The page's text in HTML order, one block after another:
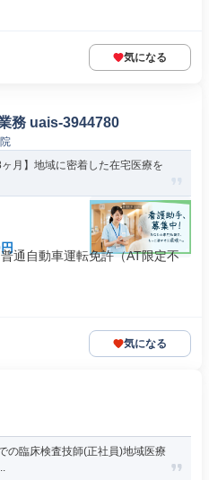
気になる
務 uais-3944780
月】地域に密着した在宅医療を
通自動車運転免許（AT限定不
気になる
の臨床検査技師(正社員)地域医療